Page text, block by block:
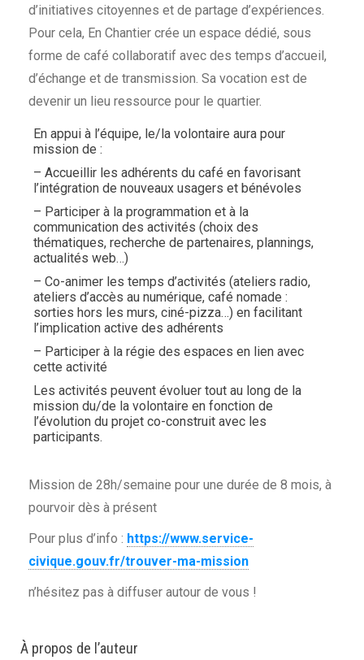
d’initiatives citoyennes et de partage d’expériences.
Pour cela, En Chantier crée un espace dédié, sous
forme de café collaboratif avec des temps d’accueil,
d’échange et de transmission. Sa vocation est de
devenir un lieu ressource pour le quartier.
En appui à l’équipe, le/la volontaire aura pour
mission de :
– Accueillir les adhérents du café en favorisant
l’intégration de nouveaux usagers et bénévoles
– Participer à la programmation et à la
communication des activités (choix des
thématiques, recherche de partenaires, plannings,
actualités web…)
– Co-animer les temps d’activités (ateliers radio,
ateliers d’accès au numérique, café nomade :
sorties hors les murs, ciné-pizza…) en facilitant
l’implication active des adhérents
– Participer à la régie des espaces en lien avec
cette activité
Les activités peuvent évoluer tout au long de la
mission du/de la volontaire en fonction de
l’évolution du projet co-construit avec les
participants.
Mission de 28h/semaine pour une durée de 8 mois, à
pourvoir dès à présent
Pour plus d’info : https://www.service-
civique.gouv.fr/trouver-ma-mission
n’hésitez pas à diffuser autour de vous !
À propos de l’auteur